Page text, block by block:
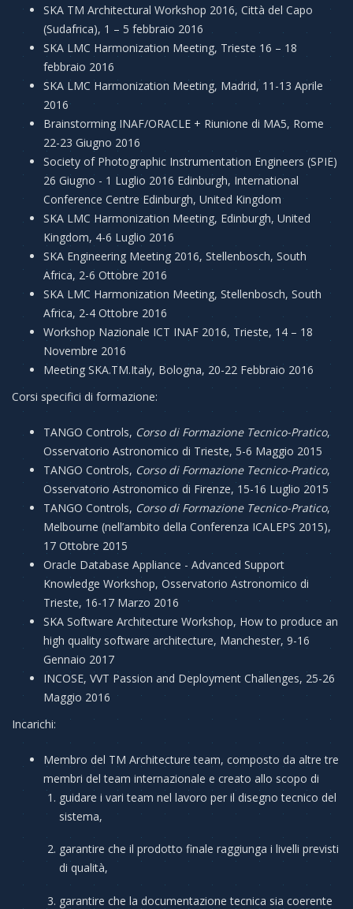
SKA TM Architectural Workshop 2016, Città del Capo
(Sudafrica), 1 – 5 febbraio 2016
SKA LMC Harmonization Meeting, Trieste 16 – 18
febbraio 2016
SKA LMC Harmonization Meeting, Madrid, 11-13 Aprile
2016
Brainstorming INAF/ORACLE + Riunione di MA5, Rome
22-23 Giugno 2016
Society of Photographic Instrumentation Engineers (SPIE)
26 Giugno - 1 Luglio 2016 Edinburgh, International
Conference Centre Edinburgh, United Kingdom
SKA LMC Harmonization Meeting, Edinburgh, United
Kingdom, 4-6 Luglio 2016
SKA Engineering Meeting 2016, Stellenbosch, South
Africa, 2-6 Ottobre 2016
SKA LMC Harmonization Meeting, Stellenbosch, South
Africa, 2-4 Ottobre 2016
Workshop Nazionale ICT INAF 2016, Trieste, 14 – 18
Novembre 2016
Meeting SKA.TM.Italy, Bologna, 20-22 Febbraio 2016
Corsi specifici di formazione:
TANGO Controls, Corso di Formazione Tecnico-Pratico,
Osservatorio Astronomico di Trieste, 5-6 Maggio 2015
TANGO Controls, Corso di Formazione Tecnico-Pratico,
Osservatorio Astronomico di Firenze, 15-16 Luglio 2015
TANGO Controls, Corso di Formazione Tecnico-Pratico,
Melbourne (nell’ambito della Conferenza ICALEPS 2015),
17 Ottobre 2015
Oracle Database Appliance - Advanced Support
Knowledge Workshop, Osservatorio Astronomico di
Trieste, 16-17 Marzo 2016
SKA Software Architecture Workshop, How to produce an
high quality software architecture, Manchester, 9-16
Gennaio 2017
INCOSE, VVT Passion and Deployment Challenges, 25-26
Maggio 2016
Incarichi:
Membro del TM Architecture team, composto da altre tre
membri del team internazionale e creato allo scopo di
guidare i vari team nel lavoro per il disegno tecnico del
sistema,
garantire che il prodotto finale raggiunga i livelli previsti
di qualità,
garantire che la documentazione tecnica sia coerente